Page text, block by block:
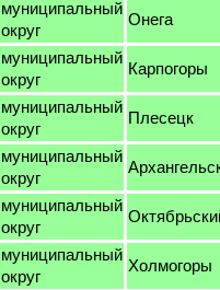
муниципальный
округ
Онега
муниципальный
округ
Карпогоры
муниципальный
округ
Плесецк
муниципальный
округ
муниципальный
округ
муниципальный
округ
Холмогоры